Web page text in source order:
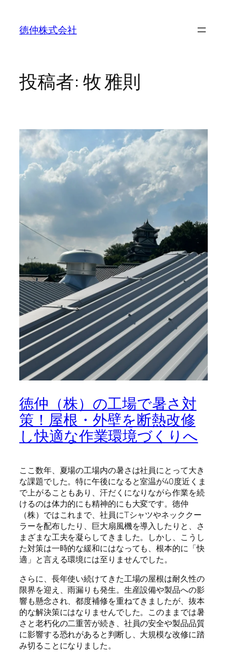
徳仲株式会社
投稿者: 牧 雅則
徳仲（株）の工場で暑さ対
策！屋根・外壁を断熱改修
し快適な作業環境づくりへ
ここ数年、夏場の工場内の暑さは社員にとって大き
な課題でした。特に午後になると室温が40度近くま
で上がることもあり、汗だくになりながら作業を続
けるのは体力的にも精神的にも大変です。徳仲
（株）ではこれまで、社員にTシャツやネッククー
ラーを配布したり、巨大扇風機を導入したりと、さ
まざまな工夫を凝らしてきました。しかし、こうし
た対策は一時的な緩和にはなっても、根本的に「快
適」と言える環境には至りませんでした。
さらに、長年使い続けてきた工場の屋根は耐久性の
限界を迎え、雨漏りも発生。生産設備や製品への影
響も懸念され、都度補修を重ねてきましたが、抜本
的な解決策にはなりませんでした。このままでは暑
さと老朽化の二重苦が続き、社員の安全や製品品質
に影響する恐れがあると判断し、大規模な改修に踏
み切ることになりました。